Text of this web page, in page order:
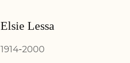
Elsie Lessa
1914-2000